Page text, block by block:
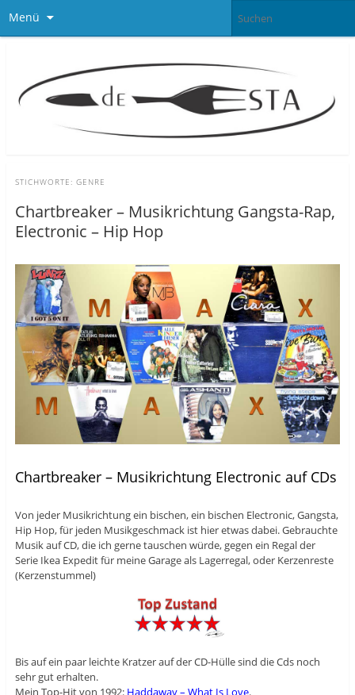
Menü
STICHWORTE: GENRE
Chartbreaker – Musikrichtung Gangsta-Rap,
Electronic – Hip Hop
Chartbreaker – Musikrichtung Electronic auf CDs
Von jeder Musikrichtung ein bischen, ein bischen Electronic, Gangsta,
Hip Hop, für jeden Musikgeschmack ist hier etwas dabei. Gebrauchte
Musik auf CD, die ich gerne tauschen würde, gegen ein Regal der
Serie Ikea Expedit für meine Garage als Lagerregal, oder Kerzenreste
(Kerzenstummel)
Bis auf ein paar leichte Kratzer auf der CD-Hülle sind die Cds noch
sehr gut erhalten.
Mein Top-Hit von 1992: Haddaway – What Is Love.